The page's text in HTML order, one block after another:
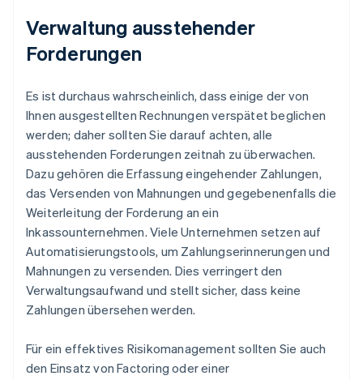
Verwaltung ausstehender
Forderungen
Es ist durchaus wahrscheinlich, dass einige der von
Ihnen ausgestellten Rechnungen verspätet beglichen
werden; daher sollten Sie darauf achten, alle
ausstehenden Forderungen zeitnah zu überwachen.
Dazu gehören die Erfassung eingehender Zahlungen,
das Versenden von Mahnungen und gegebenenfalls die
Weiterleitung der Forderung an ein
Inkassounternehmen. Viele Unternehmen setzen auf
Automatisierungstools, um Zahlungserinnerungen und
Mahnungen zu versenden. Dies verringert den
Verwaltungsaufwand und stellt sicher, dass keine
Zahlungen übersehen werden.
Für ein effektives Risikomanagement sollten Sie auch
den Einsatz von Factoring oder einer